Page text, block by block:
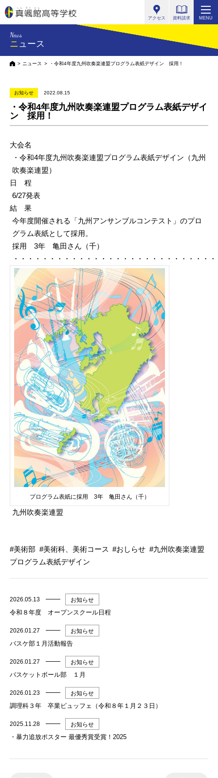
アクセス 資料請求 MENU
News
ニュース
HOMEニュース ・令和4年度九州吹奏楽連盟プログラム表紙デザイン 採用！
お知らせ 2022.08.15
・令和4年度九州吹奏楽連盟プログラム表紙デザイ
ン 採用！
大会名
・令和4年度九州吹奏楽連盟プログラム表紙デザイン（九州
吹奏楽連盟）
日 程
6/27発表
結 果
今年度開催される「九州アンサンブルコンテスト」のプロ
グラム表紙として採用。
採用 3年 亀田さん（千）
・・・・・・・・・・・・・・・・・・・・・・・・・・・
プログラム表紙に採用 3年 亀田さん（千）
九州吹奏楽連盟
美術部 美術科、美術コース おしらせ
九州吹奏楽連盟
プログラム表紙デザイン
2026.05.13 お知らせ
令和８年度 オープンスクール日程
2026.01.27 お知らせ
バスケ部１月活動報告
2026.01.27 お知らせ
バスケットボール部 １月
2026.01.23 お知らせ
調理科３年 卒業ビュッフェ（令和８年１月２３日）
2025.11.28 お知らせ
・暴力追放ポスター 最優秀賞受賞！2025